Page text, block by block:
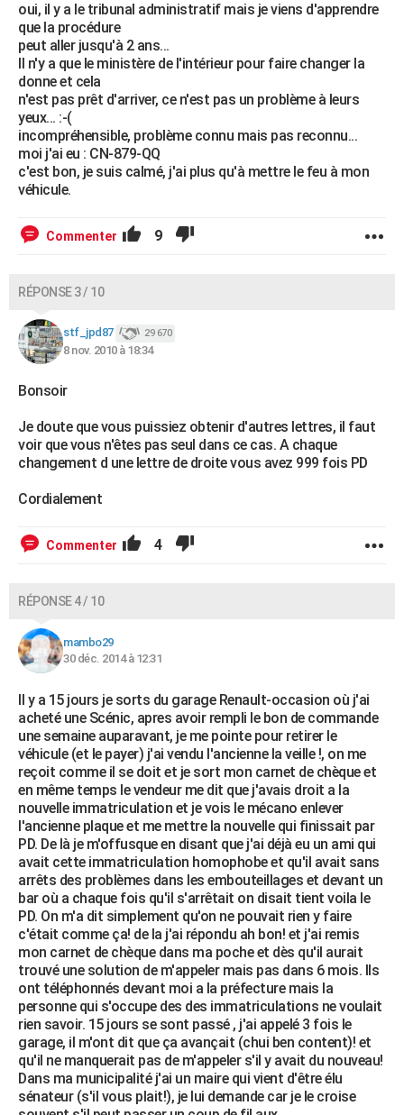
oui, il y a le tribunal administratif mais je viens d'apprendre
que la procédure
peut aller jusqu'à 2 ans...
Il n'y a que le ministère de l'intérieur pour faire changer la
donne et cela
n'est pas prêt d'arriver, ce n'est pas un problème à leurs
yeux... :-(
incompréhensible, problème connu mais pas reconnu...
moi j'ai eu : CN-879-QQ
c'est bon, je suis calmé, j'ai plus qu'à mettre le feu à mon
véhicule.
Commenter 9
RÉPONSE 3 / 10
stf_jpd87 29 670
8 nov. 2010 à 18:34
Bonsoir
Je doute que vous puissiez obtenir d'autres lettres, il faut
voir que vous n'êtes pas seul dans ce cas. A chaque
changement d une lettre de droite vous avez 999 fois PD
Cordialement
Commenter 4
RÉPONSE 4 / 10
mambo29
30 déc. 2014 à 12:31
Il y a 15 jours je sorts du garage Renault-occasion où j'ai
acheté une Scénic, apres avoir rempli le bon de commande
une semaine auparavant, je me pointe pour retirer le
véhicule (et le payer) j'ai vendu l'ancienne la veille !, on me
reçoit comme il se doit et je sort mon carnet de chèque et
en même temps le vendeur me dit que j'avais droit a la
nouvelle immatriculation et je vois le mécano enlever
l'ancienne plaque et me mettre la nouvelle qui finissait par
PD. De là je m'offusque en disant que j'ai déjà eu un ami qui
avait cette immatriculation homophobe et qu'il avait sans
arrêts des problèmes dans les embouteillages et devant un
bar où a chaque fois qu'il s'arrêtait on disait tient voila le
PD. On m'a dit simplement qu'on ne pouvait rien y faire
c'était comme ça! de la j'ai répondu ah bon! et j'ai remis
mon carnet de chèque dans ma poche et dès qu'il aurait
trouvé une solution de m'appeler mais pas dans 6 mois. Ils
ont téléphonnés devant moi a la préfecture mais la
personne qui s'occupe des des immatriculations ne voulait
rien savoir. 15 jours se sont passé , j'ai appelé 3 fois le
garage, il m'ont dit que ça avançait (chui ben content)! et
qu'il ne manquerait pas de m'appeler s'il y avait du nouveau!
Dans ma municipalité j'ai un maire qui vient d'être élu
sénateur (s'il vous plait!), je lui demande car je le croise